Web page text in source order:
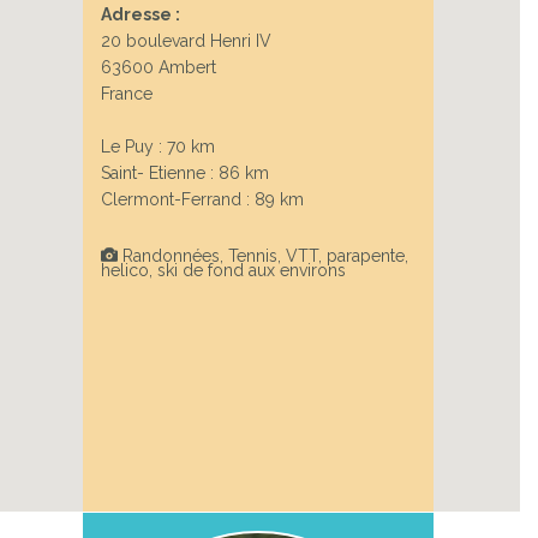
Adresse :
20 boulevard Henri IV
63600 Ambert
France
Le Puy : 70 km
Saint- Etienne : 86 km
Clermont-Ferrand : 89 km
Randonnées, Tennis, VTT, parapente,
helico, ski de fond aux environs